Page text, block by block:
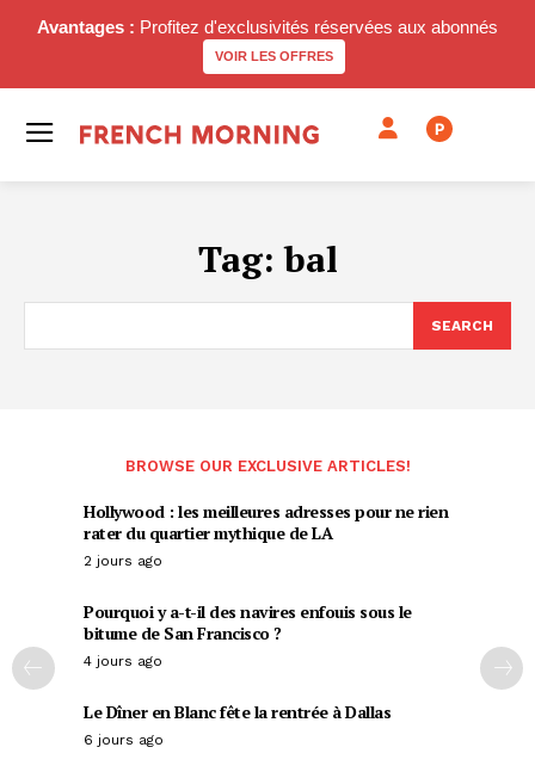
Avantages : Profitez d'exclusivités réservées aux abonnés
VOIR LES OFFRES
P
Tag:bal
SEARCH
BROWSE OUR EXCLUSIVE ARTICLES!
Hollywood : les meilleures adresses pour ne rien
rater du quartier mythique de LA
2 jours ago
Pourquoi y a-t-il des navires enfouis sous le
bitume de San Francisco ?
4 jours ago
Le Dîner en Blanc fête la rentrée à Dallas
6 jours ago